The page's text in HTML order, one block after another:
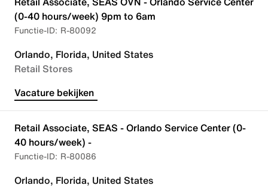
(0-40 hours/week) 9pm to 6am
R-80092
Orlando, Florida, United States
Retail Stores
Vacature bekijken
Retail Associate, SEAS - Orlando Service Center (0-
40 hours/week) -
R-80086
Orlando, Florida, United States